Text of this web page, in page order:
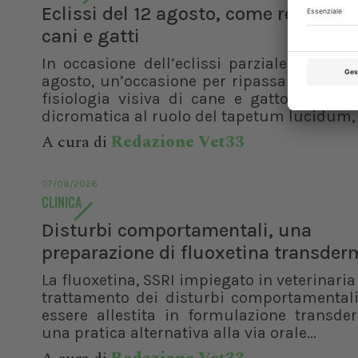
Eclissi del 12 agosto, come
cani e gatti
In occasione dell’eclissi parziale di sole
agosto, un’occasione per ripassare le basi
fisiologia visiva di cane e gatto. Dalla
dicromatica al ruolo del tapetum lucidum,
A cura di Redazione Vet33
07/08/2026
CLINICA
Disturbi comportamentali, una
preparazione di fluoxetina
La fluoxetina, SSRI impiegato in
trattamento dei disturbi
essere allestita in formulazione
una pratica alternativa alla via orale...